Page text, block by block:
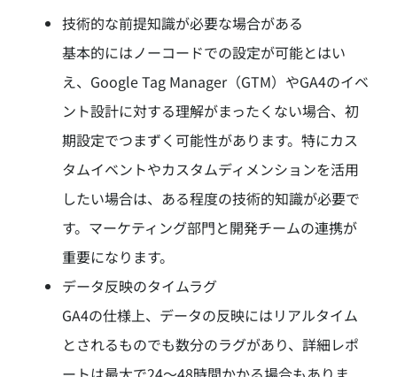
技術的な前提知識が必要な場合がある
基本的にはノーコードでの設定が可能とはい
え、Google Tag Manager（GTM）やGA4のイベ
ント設計に対する理解がまったくない場合、初
期設定でつまずく可能性があります。特にカス
タムイベントやカスタムディメンションを活用
したい場合は、ある程度の技術的知識が必要で
す。マーケティング部門と開発チームの連携が
重要になります。
データ反映のタイムラグ
GA4の仕様上、データの反映にはリアルタイム
とされるものでも数分のラグがあり、詳細レポ